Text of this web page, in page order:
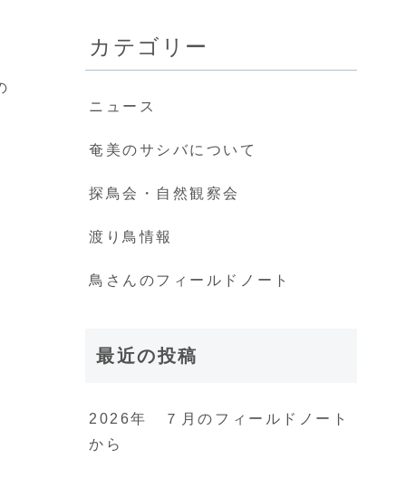
カテゴリー
ニュース
奄美のサシバについて
探鳥会・自然観察会
渡り鳥情報
鳥さんのフィールドノート
最近の投稿
2026年 ７月のフィールドノート
から